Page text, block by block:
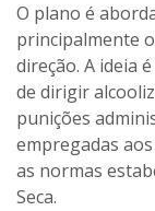
O plano é
principalmente
direção. A ideia
de dirigir
punições
empregadas
as normas
Seca.